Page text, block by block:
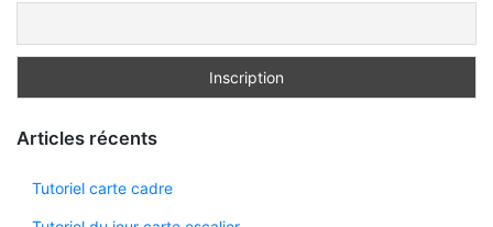
Articles récents
Tutoriel carte cadre